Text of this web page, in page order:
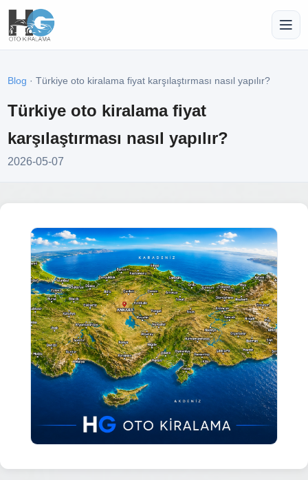
Blog · Türkiye oto kiralama fiyat karşılaştırması nasıl yapılır?
Türkiye oto kiralama fiyat
karşılaştırması nasıl yapılır?
2026-05-07